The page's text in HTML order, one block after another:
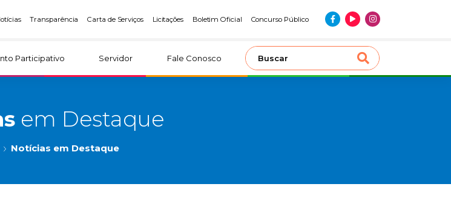
Transparência Carta de Serviços Licitações Boletim Oficial Concurso Público
Participativo Servidor Fale Conosco
em Destaque
Notícias em Destaque